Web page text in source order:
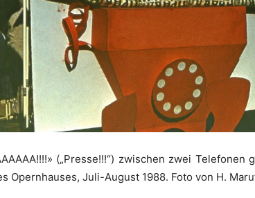
(„Presse!!!“) zwischen zwei
Opernhauses, Juli-August 1988. Foto von H.